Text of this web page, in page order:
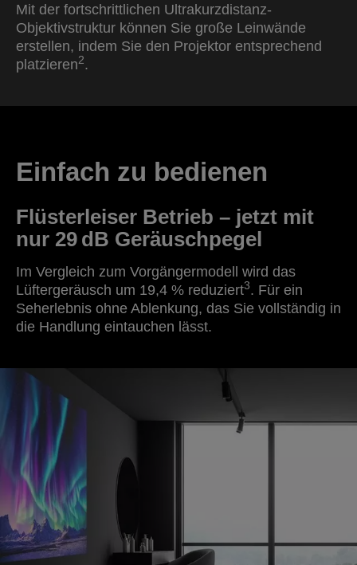
Mit der fortschrittlichen Ultrakurzdistanz-
Objektivstruktur können Sie große Leinwände
erstellen, indem Sie den Projektor entsprechend
platzieren2.
Einfach zu bedienen
Flüsterleiser Betrieb – jetzt mit
nur 29 dB Geräuschpegel
Im Vergleich zum Vorgängermodell wird das
Lüftergeräusch um 19,4 % reduziert3. Für ein
Seherlebnis ohne Ablenkung, das Sie vollständig in
die Handlung eintauchen lässt.